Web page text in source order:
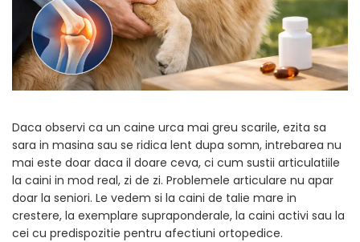
SUPLIMENTE
Suport Articular
Suport Digestiv
Daca observi ca un caine urca mai greu scarile, ezita sa
sara in masina sau se ridica lent dupa somn, intrebarea nu
mai este doar daca il doare ceva, ci cum sustii articulatiile
la caini in mod real, zi de zi. Problemele articulare nu apar
doar la seniori. Le vedem si la caini de talie mare in
crestere, la exemplare supraponderale, la caini activi sau la
cei cu predispozitie pentru afectiuni ortopedice.